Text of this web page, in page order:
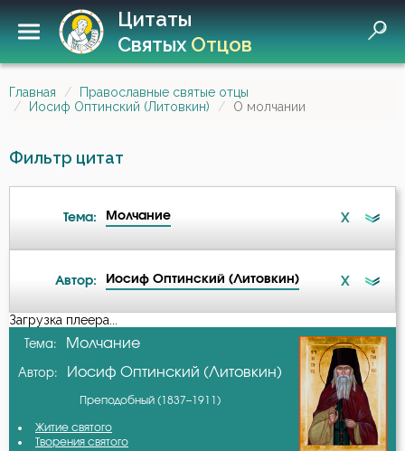
Цитаты
СвятыхОтцов
Главная
Православные святые отцы
Иосиф Оптинский (Литовкин)
О молчании
Фильтр цитат
Тема: Молчание X
Ад
Бесстрастие
Автор: Иосиф Оптинский (Литовкин) X
А-я
Авва Дорофей
Загрузка плеера...
Тема: Молчание
Автор: Иосиф Оптинский (Литовкин)
Преподобный (1837–1911)
Житие святого
Творения святого